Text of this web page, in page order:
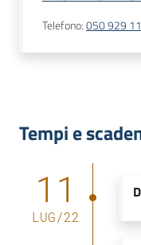
Telefono:050 929
Tempi e
11
LUG/22